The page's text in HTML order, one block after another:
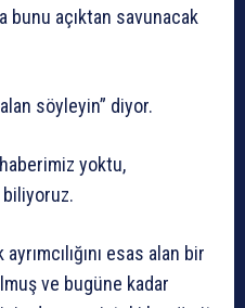
bunu açıktan savunacak
söyleyin” diyor.
yoktu,
esas alan bir
ve bugüne kadar